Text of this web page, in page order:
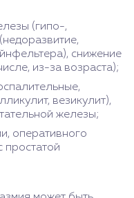
(гипо-,
снижение
из-за возраста);
везикулит),
железы;
оперативного
простатой